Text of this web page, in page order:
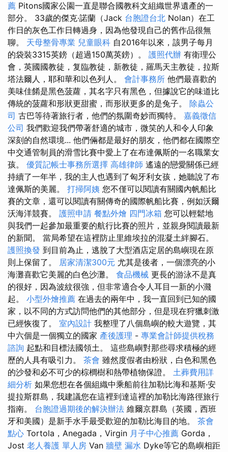
薦 Pitons國家公園一直是聯合國教科文組織世界遺產的一
部分。 33歲的傑克·諾蘭（Jack 台胞證台北 Nolan）在工
作日的灰色工作日轉過身，因為他發現自己的舊作品很無
聊。 天母整骨專業 兒童眼科 自2016年以來，該男子每月
的袋裝3315英鎊（超過150萬英鎊）。 護照代辦 有衛理公
會，英國國教徒，复臨教徒，新教徒，羅馬天主教徒，拉斯
塔法爾人，耶和華和以色列人。 會計事務所 他們最喜歡的
美味佳餚是黑色菠蘿，其名字只有黑色，但據說它的味道比
傳統的菠蘿和形狀更甜蜜，而形狀更多的是兔子。 除蟲公
司 古巴等待著旅行者，他們的氛圍奇妙而獨特。 嘉義徵信
公司 我們歡迎我們帶著舒適的城市，微笑的人和令人印象
深刻的自然環境... 他們倆都是最好的朋友，他們都在國際空
中交通管制員的滑雪比賽中愛上了在布達佩斯的一名職業女
孩。 優質記帳士事務所選擇 高雄律師 遙遠的戀愛關係已經
持續了一年半，我的主人也遇到了匈牙利女孩，她聽說了布
達佩斯的美麗。 打掃阿姨 您不僅可以閱讀有關國內帆船比
賽的文章，還可以閱讀有關傳奇的國際帆船比賽，例如沃爾
沃海洋競賽。 護照申請 餐點外燴 四門冰箱 您可以輕鬆地
與我們一起參加最重要的航行比賽的照片，並親身閱讀最新
的新聞。 當局希望在這裡防止里維埃拉的混凝土絆腳石。
護照換發 到目前為止，逃脫了大型酒店定居的島嶼現在原
則上保留了。 居家清潔300元 尤其是後者，一個漂亮的小
海灘喜歡它美麗的白色沙灘。 食品機械 更長的游泳不是真
的很好，因為波紋很強，但非常適合令人耳目一新的小濺
起。 小型外燴推薦 在過去的兩年中，我一直回到已知的國
家，以不同的方式訪問他們的其他部分，但是現在狩獵刺激
已經恢復了。 室內設計 我整理了八個島嶼的較大遊覽，其
中六個是一個獨立的國家 產後護理 - 專業會計師提供稅務
諮詢 起點和目標法國領土。 這些島嶼對那些尋求積極的經
歷的人具有吸引力。 茶會 雖然度假者由粉狀，白色和黑色
的沙發和必不可少的棕櫚樹和熱帶植物保證。 土葬費用詳
細分析 如果您想在各個組織中乘船前往加勒比海和基斯·安
提拉斯群島，我建議您在這裡到達這裡的加勒比海路徑旅行
指南。 台胞證過期後的解決辦法 維爾京群島（英國，西班
牙和美國）是新手水手最受歡迎的加勒比海目的地。 茶會
點心 Tortola，Anegada，Virgin 月子中心推薦 Gorda，
Jost 老人養護 單人房 Van 牆壁 漏水 Dyke等它的島嶼相距